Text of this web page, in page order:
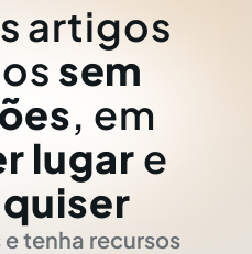
artigos
sem
, em
lugar e
e tenha recursos